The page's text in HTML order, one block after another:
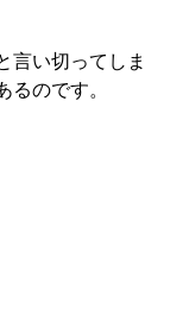
言い切ってしま
のです。